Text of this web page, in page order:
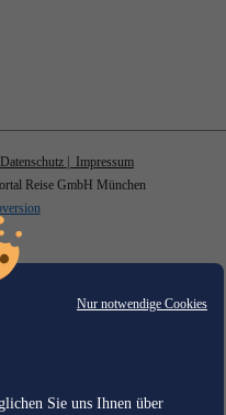
Nur notwendige Cookies
Sie uns Ihnen über
| Datenschutz
| Impressum
Reise GmbH München